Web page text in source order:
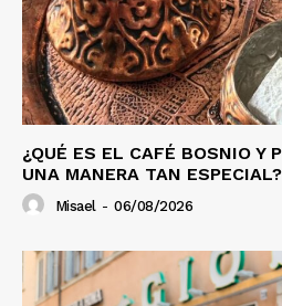
¿QUÉ ES EL CAFÉ BOSNIO Y
UNA MANERA TAN ESPECIAL?
Misael - 06/08/2026